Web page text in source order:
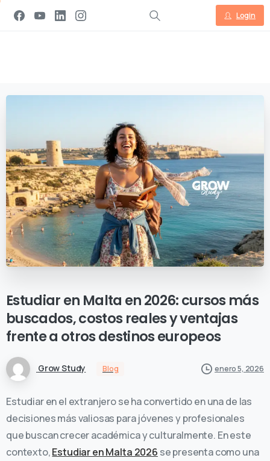
Login
Estudiaren Malta en2026:cursosmás
buscados,costos realesyventajas
frentea otrosdestinoseuropeos
Grow Study Blog enero 5, 2026
Estudiar en el extranjero se ha convertido en una de las
decisiones más valiosas para jóvenes y profesionales
que buscan crecer académica y culturalmente. En este
contexto,Estudiar en Malta 2026 se presenta como una